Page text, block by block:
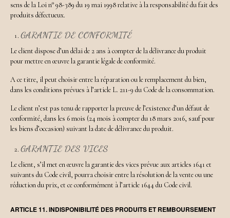
sens de la Loi n° 98-389 du 19 mai 1998 relative à la responsabilité du fait des
produits défectueux.
GARANTIE DE CONFORMITÉ
Le client dispose d’un délai de 2 ans à compter de la délivrance du produit
pour mettre en œuvre la garantie légale de conformité.
A ce titre, il peut choisir entre la réparation ou le remplacement du bien,
dans les conditions prévues à l’article L. 211-9 du Code de la consommation.
Le client n’est pas tenu de rapporter la preuve de l’existence d’un défaut de
conformité, dans les 6 mois (24 mois à compter du 18 mars 2016, sauf pour
les biens d’occasion) suivant la date de délivrance du produit.
GARANTIE DES VICES
Le client, s’il met en œuvre la garantie des vices prévue aux articles 1641 et
suivants du Code civil, pourra choisir entre la résolution de la vente ou une
réduction du prix, et ce conformément à l’article 1644 du Code civil.
ARTICLE 11. INDISPONIBILITÉ DES PRODUITS ET REMBOURSEMENT